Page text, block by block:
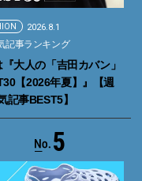
2026.8.1
記事ランキング
『大人の「吉田カバン」
【2026年夏】』【週
記事BEST5】
5